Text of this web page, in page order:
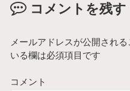
コメントを残す
メールアドレスが公開される
いる欄は必須項目です
コメント